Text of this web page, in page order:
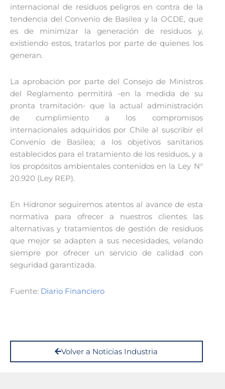
internacional de residuos peligros en contra de la
tendencia del Convenio de Basilea y la OCDE, que
es de minimizar la generación de residuos y,
existiendo estos, tratarlos por parte de quienes los
generan.
La aprobación por parte del Consejo de Ministros
del Reglamento permitirá -en la medida de su
pronta tramitación- que la actual administración
de cumplimiento a los compromisos
internacionales adquiridos por Chile al suscribir el
Convenio de Basilea; a los objetivos sanitarios
establecidos para el tratamiento de los residuos, y a
los propósitos ambientales contenidos en la Ley N°
20.920 (Ley REP).
En Hidronor seguiremos atentos al avance de esta
normativa para ofrecer a nuestros clientes las
alternativas y tratamientos de gestión de residuos
que mejor se adapten a sus necesidades, velando
siempre por ofrecer un servicio de calidad con
seguridad garantizada.
Fuente: Diario Financiero
Volver a Noticias Industria